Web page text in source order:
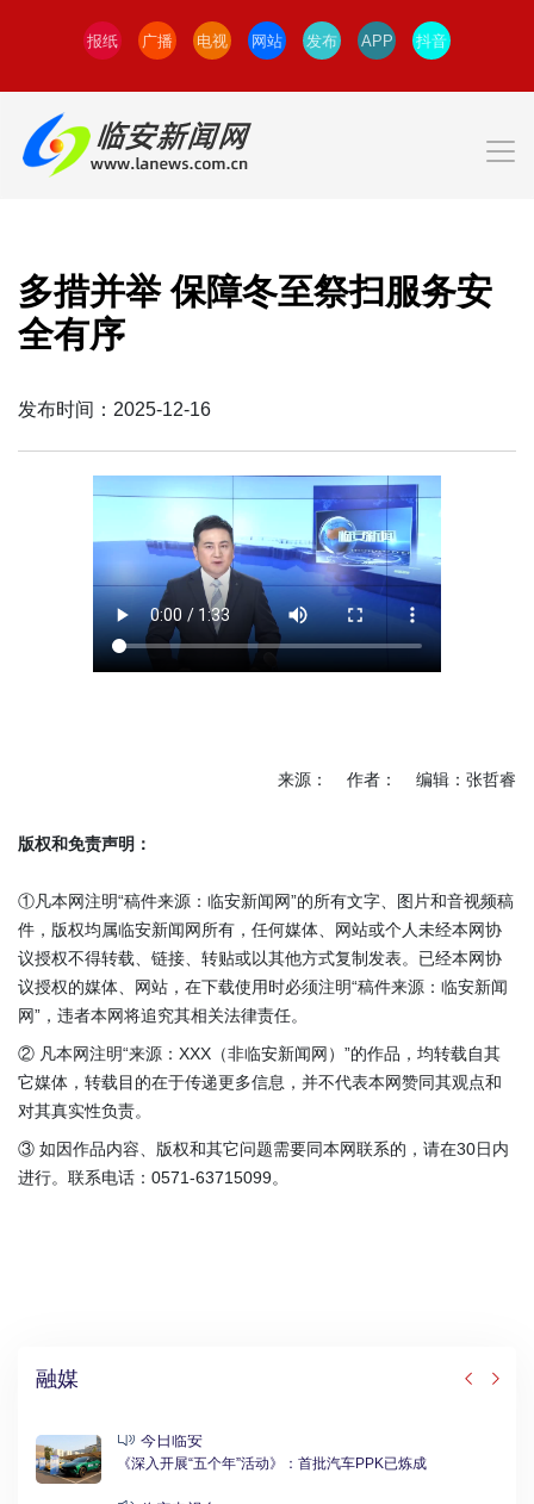
报纸 广播 电视 网站 发布 APP 抖音
多措并举 保障冬至祭扫服务安
全有序
发布时间：2025-12-16
来源： 作者： 编辑：张哲睿
版权和免责声明：
①凡本网注明“稿件来源：临安新闻网”的所有文字、图片和音视频稿
件，版权均属临安新闻网所有，任何媒体、网站或个人未经本网协
议授权不得转载、链接、转贴或以其他方式复制发表。已经本网协
议授权的媒体、网站，在下载使用时必须注明“稿件来源：临安新闻
网”，违者本网将追究其相关法律责任。
② 凡本网注明“来源：XXX（非临安新闻网）”的作品，均转载自其
它媒体，转载目的在于传递更多信息，并不代表本网赞同其观点和
对其真实性负责。
③ 如因作品内容、版权和其它问题需要同本网联系的，请在30日内
进行。联系电话：0571-63715099。
融媒
今日临安
《深入开展“五个年”活动》：首批汽车PPK已炼成